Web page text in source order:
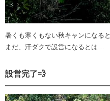
暑くも寒くもない秋キャンになる
まだ、汗ダクで設営になるとは…
設営完了💨